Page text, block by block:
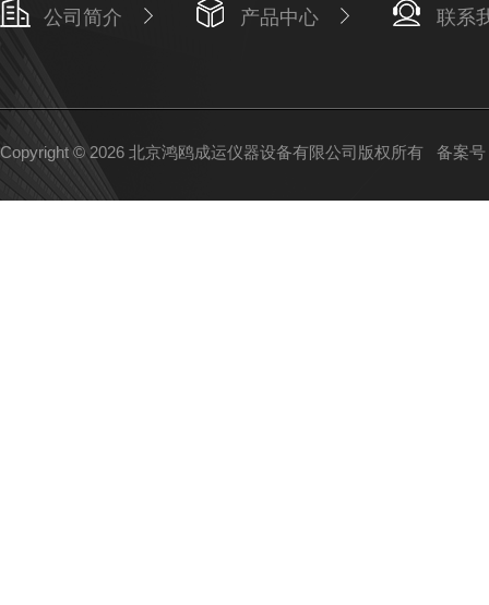
公司简介 产品中心 联系
Copyright © 2026 北京鸿鸥成运仪器设备有限公司版权所有 备案号